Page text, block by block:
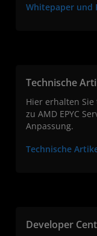
Whitepaper und
Technische
Hier erhalten
zu AMD EPYC
Anpassung.
Technische
Developer